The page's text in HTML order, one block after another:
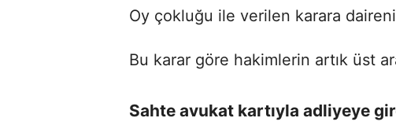
Oy çokluğu ile verilen karara
Bu karar göre hakimlerin artık üst
Sahte avukat kartıyla adliyeye